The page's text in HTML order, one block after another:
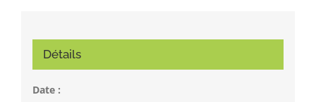
Détails
Date :